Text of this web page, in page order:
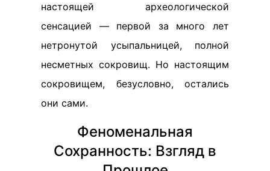
настоящей археологической
сенсацией — первой за много лет
нетронутой усыпальницей, полной
несметных сокровищ. Но настоящим
сокровищем, безусловно, остались
они сами.
Феноменальная
Сохранность: Взгляд в